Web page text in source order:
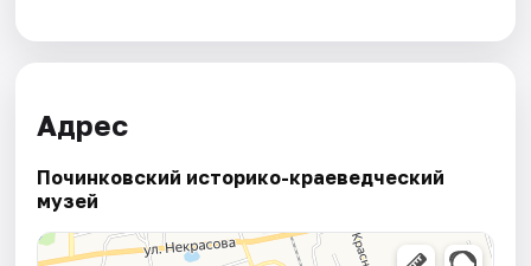
Адрес
Починковский историко-краеведческий
музей